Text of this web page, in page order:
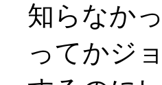
知らなか
ってかジ